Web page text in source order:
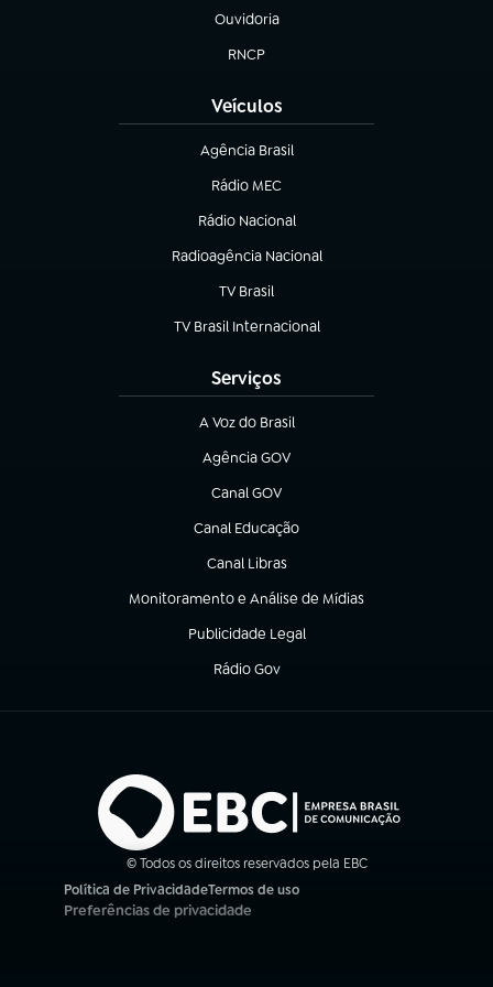
Ouvidoria
(abre em nova aba)
RNCP
(abre em nova aba)
Veículos
Agência Brasil
(abre em nova aba)
Rádio MEC
Rádio Nacional
(abre em nova aba)
Radioagência Nacional
(abre em nova aba)
TV Brasil
(abre em nova aba)
TV Brasil Internacional
(abre em nova aba)
Serviços
A Voz do Brasil
(abre em nova aba)
Agência GOV
(abre em nova aba)
Canal GOV
(abre em nova aba)
Canal Educação
(abre em nova aba)
Canal Libras
(abre em nova aba)
Monitoramento e Análise de Mídias
(abre em nova aba)
Publicidade Legal
(abre em nova aba)
Rádio Gov
(abre em nova aba)
© Todos os direitos reservados pela EBC
Política de Privacidade
(abre em nova aba)
Termos de uso
(abre em nova aba)
Preferências de privacidade